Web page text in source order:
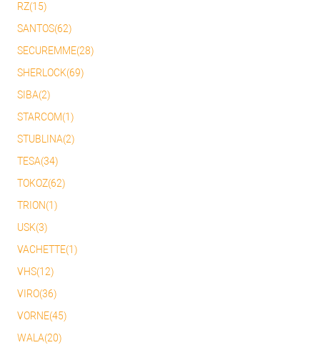
RZ(15)
SANTOS(62)
SECUREMME(28)
SHERLOCK(69)
SIBA(2)
STARCOM(1)
STUBLINA(2)
TESA(34)
TOKOZ(62)
TRION(1)
USK(3)
VACHETTE(1)
VHS(12)
VIRO(36)
VORNE(45)
WALA(20)